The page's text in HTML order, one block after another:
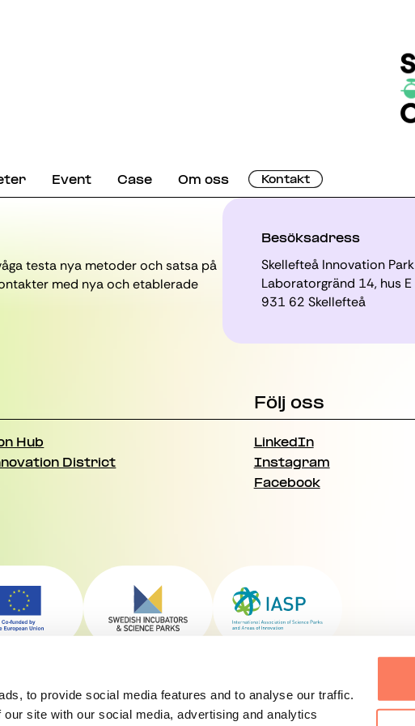
to provide social media features and to analyse our traffic.
site with our social media, advertising and analytics
Event Case Om oss Kontakt
testa nya metoder och satsa på
med nya och etablerade
Besöksadress
Skellefteå Innovation Park
Laboratorgränd 14, hus E
931 62 Skellefteå
Hub
District
Följ oss
LinkedIn
Instagram
Facebook